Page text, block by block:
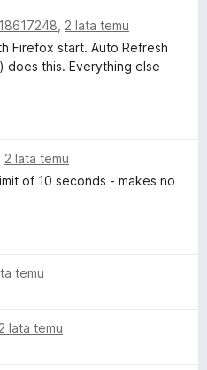
2 lata temu
Firefox start. Auto Refresh
does this. Everything else
2 lata temu
of 10 seconds - makes no
temu
2 lata temu